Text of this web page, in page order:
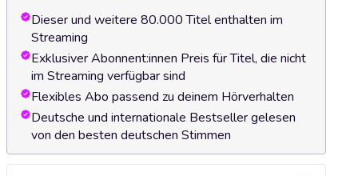
Dieser und weitere 80.000 Titel enthalten im
Streaming
Exklusiver Abonnent:innen Preis für Titel, die nicht
im Streaming verfügbar sind
Flexibles Abo passend zu deinem Hörverhalten
Deutsche und internationale Bestseller gelesen
von den besten deutschen Stimmen